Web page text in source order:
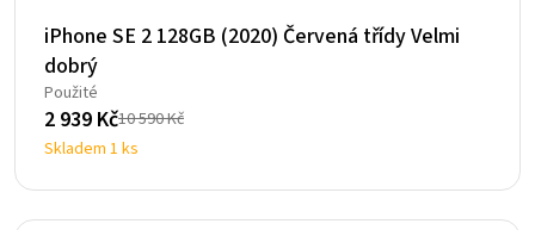
iPhone SE 2 128GB (2020) Červená třídy Velmi
dobrý
Použité
10 590Kč
Původní
cena
byla:
10
2 939 Kč
Aktuální
cena
je:
2
Skladem 1 ks